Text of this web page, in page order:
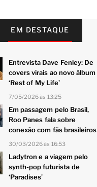
EM DESTAQUE
Entrevista Dave Fenley: De
covers virais ao novo álbum
‘Rest of My Life’
7/05/2026 às 13:25
Em passagem pelo Brasil,
Roo Panes fala sobre
conexão com fãs brasileiros
30/03/2026 às 16:53
Ladytron e a viagem pelo
synth-pop futurista de
‘Paradises’